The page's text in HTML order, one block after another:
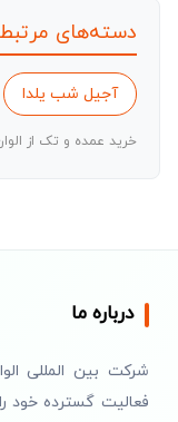
دسته‌های مرتبط
آجیل شب یلدا
خرید عمده و تک از
درباره ما
شرکت بین المللی
فعالیت گسترده خود